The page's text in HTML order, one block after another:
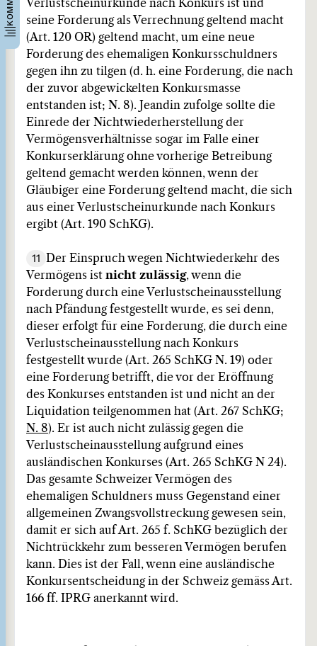
Verlustscheinurkunde nach Konkurs ist und
seine Forderung als Verrechnung geltend macht
(Art. 120 OR) geltend macht, um eine neue
Forderung des ehemaligen Konkursschuldners
gegen ihn zu tilgen (d. h. eine Forderung, die nach
der zuvor abgewickelten Konkursmasse
entstanden ist; N. 8). Jeandin zufolge sollte die
Einrede der Nichtwiederherstellung der
Vermögensverhältnisse sogar im Falle einer
Konkurserklärung ohne vorherige Betreibung
geltend gemacht werden können, wenn der
Gläubiger eine Forderung geltend macht, die sich
aus einer Verlustscheinurkunde nach Konkurs
ergibt (Art. 190 SchKG).
11
Der Einspruch wegen Nichtwiederkehr des
Vermögens ist nicht zulässig, wenn die
Forderung durch eine Verlustscheinausstellung
nach Pfändung festgestellt wurde, es sei denn,
dieser erfolgt für eine Forderung, die durch eine
Verlustscheinausstellung nach Konkurs
festgestellt wurde (Art. 265 SchKG N. 19) oder
eine Forderung betrifft, die vor der Eröffnung
des Konkurses entstanden ist und nicht an der
Liquidation teilgenommen hat (Art. 267 SchKG;
N. 8). Er ist auch nicht zulässig gegen die
Verlustscheinausstellung aufgrund eines
ausländischen Konkurses (Art. 265 SchKG N 24).
Das gesamte Schweizer Vermögen des
ehemaligen Schuldners muss Gegenstand einer
allgemeinen Zwangsvollstreckung gewesen sein,
damit er sich auf Art. 265 f. SchKG bezüglich der
Nichtrückkehr zum besseren Vermögen berufen
kann. Dies ist der Fall, wenn eine ausländische
Konkursentscheidung in der Schweiz gemäss Art.
166 ff. IPRG anerkannt wird.